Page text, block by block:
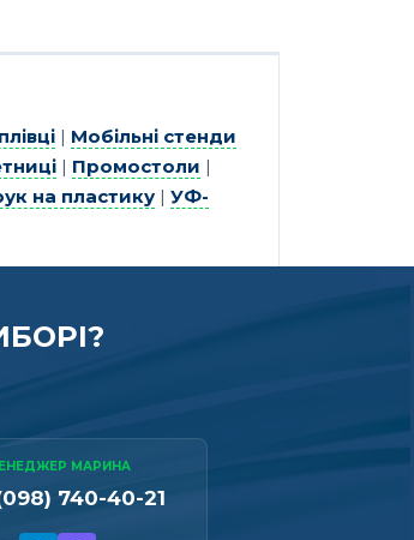
| Мобільні стенди
| Промостоли |
на пластику | УФ-
МАРИНА
740-40-21